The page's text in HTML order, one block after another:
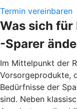
Termin vereinbaren
Was sich für
-Sparer
Im Mittelpunkt der
Vorsorgeprodukte,
Bedürfnisse der
sind. Neben